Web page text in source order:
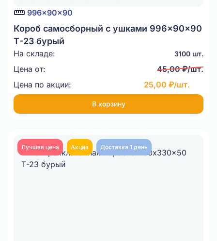
996x90x90
Короб самосборный с ушками 996x90x90
Т-23 бурый
На складе: 3100 шт.
Цена от:
45,00 ₽/шт.
Цена по акции:
25,00 ₽/шт.
В корзину
Лучшая цена Акция Доставка 1 день